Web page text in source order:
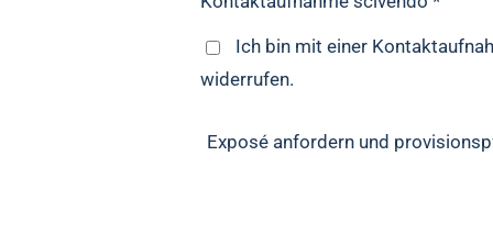
Ich bin mit einer
widerrufen.
Exposé anfordern und